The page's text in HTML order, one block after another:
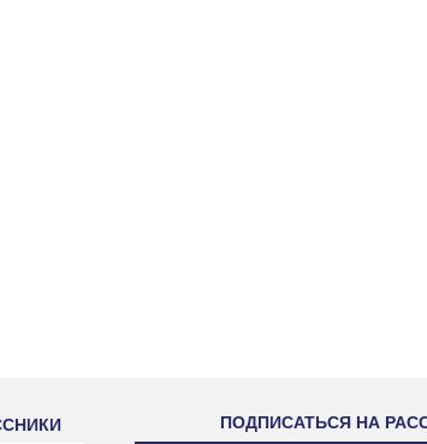
ПОДПИСАТЬСЯ НА